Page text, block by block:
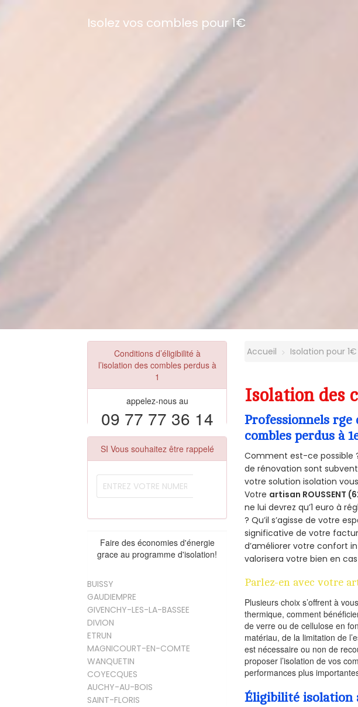
Isolez vos combles pour 1€
Conditions d’éligibilité à
l’isolation des combles perdus à
1
appelez-nous au
09 77 77 36 14
SI Vous souhaitez être rappelé
Faire des économies d'énergie
grace au programme d'isolation!
BUISSY
GAUDIEMPRE
GIVENCHY-LES-LA-BASSEE
DIVION
ETRUN
MAGNICOURT-EN-COMTE
WANQUETIN
COYECQUES
AUCHY-AU-BOIS
SAINT-FLORIS
Accueil Isolation pour
Isolation des
Professionnels rge
combles perdus à
Comment est-ce possible
de rénovation sont
votre solution isolation
Votre artisan ROUSSENT
ne lui devrez qu’1 euro à
? Qu’il s’agisse de votre
significative de votre
d’améliorer votre confort
valorisera votre bien en
Parlez-en avec votre
Plusieurs choix s’offrent à
thermique, comment
de verre ou de cellulose en
matériau, de la limitation de
est nécessaire ou non de
proposer l’isolation de vos
performances plus
Éligibilité isolation